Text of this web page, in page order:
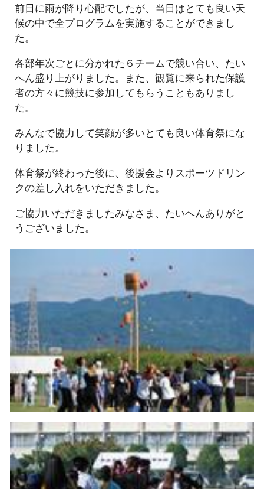
前日に雨が降り心配でしたが、当日はとても良い天
候の中で全プログラムを実施することができまし
た。
各部年次ごとに分かれた６チームで競い合い、たい
へん盛り上がりました。また、観覧に来られた保護
者の方々に競技に参加してもらうこともありまし
た。
みんなで協力して笑顔が多いとても良い体育祭にな
りました。
体育祭が終わった後に、後援会よりスポーツドリン
クの差し入れをいただきました。
ご協力いただきましたみなさま、たいへんありがと
うございました。